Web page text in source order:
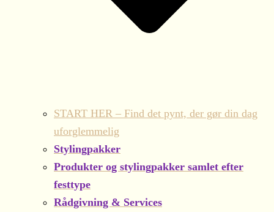
START HER – Find det pynt, der gør din dag
uforglemmelig
Stylingpakker
Produkter og stylingpakker samlet efter
festtype
Rådgivning & Services